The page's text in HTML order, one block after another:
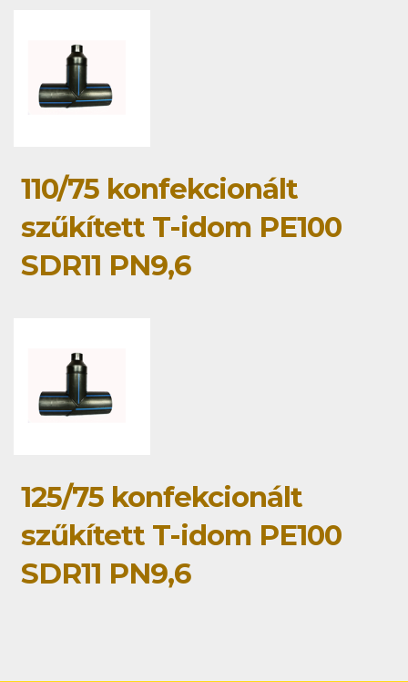
110/75 konfekcionált
szűkített T-idom PE100
SDR11 PN9,6
125/75 konfekcionált
szűkített T-idom PE100
SDR11 PN9,6